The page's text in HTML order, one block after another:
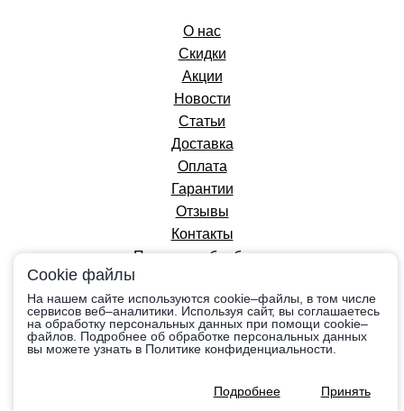
О нас
Скидки
Акции
Новости
Статьи
Доставка
Оплата
Гарантии
Отзывы
Контакты
Политика обработки
персональных данных
Вся информация на сайте приведена в
ознакомительных целях, носит справочный
определяемой положениями Ст.437 Гражданского
кодекса РФ
Cookie файлы
На нашем сайте используются cookie–файлы, в том числе
сервисов веб–аналитики. Используя сайт, вы соглашаетесь
на обработку персональных данных при помощи cookie–
файлов. Подробнее об обработке персональных данных
вы можете узнать в Политике конфиденциальности.
Подробнее Принять